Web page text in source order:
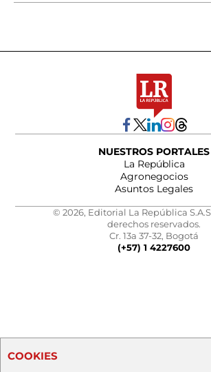
NUESTROS PORTALES
La República
Agronegocios
Asuntos Legales
© 2026, Editorial La República
derechos reservados.
Cr. 13a 37-32, Bogotá
(+57) 1 4227600
COOKIES